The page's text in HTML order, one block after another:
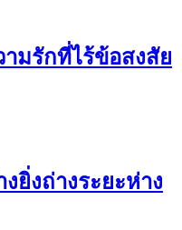
ามรักที่ไร้ข้อสงสัย
ยิ่งถ่างระยะห่าง